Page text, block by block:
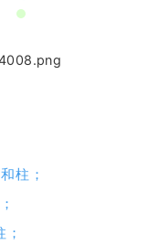
柱；